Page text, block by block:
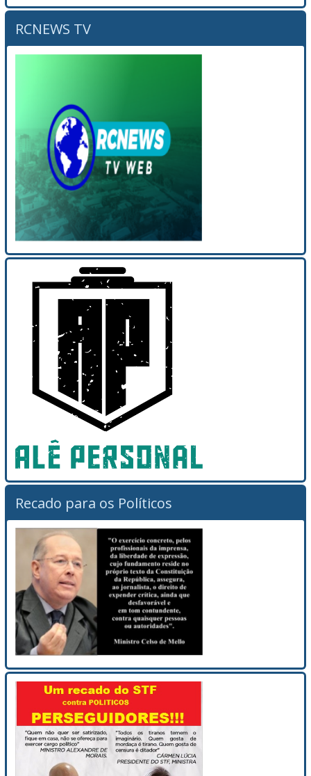
RCNEWS TV
Recado para os Políticos